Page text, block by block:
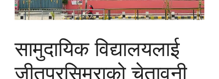
सामुदायिक विद्यालयलाई
जीतपुरसिमराको चेतावनी